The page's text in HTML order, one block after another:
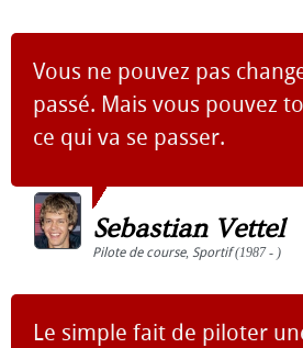
Vous ne pouvez pas
passé. Mais vous pouvez
ce qui va se passer.
Sebastian Vettel
Pilote de course, Sportif(1987 - )
Le simple fait de piloter